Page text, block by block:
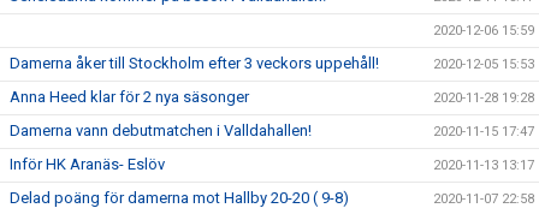
2020-12-06 15:59
Damerna åker till Stockholm efter 3 veckors uppehåll! 2020-12-05 15:53
Anna Heed klar för 2 nya säsonger 2020-11-28 19:28
Damerna vann debutmatchen i Valldahallen! 2020-11-15 17:47
Inför HK Aranäs- Eslöv 2020-11-13 13:17
Delad poäng för damerna mot Hallby 20-20 ( 9-8) 2020-11-07 22:58